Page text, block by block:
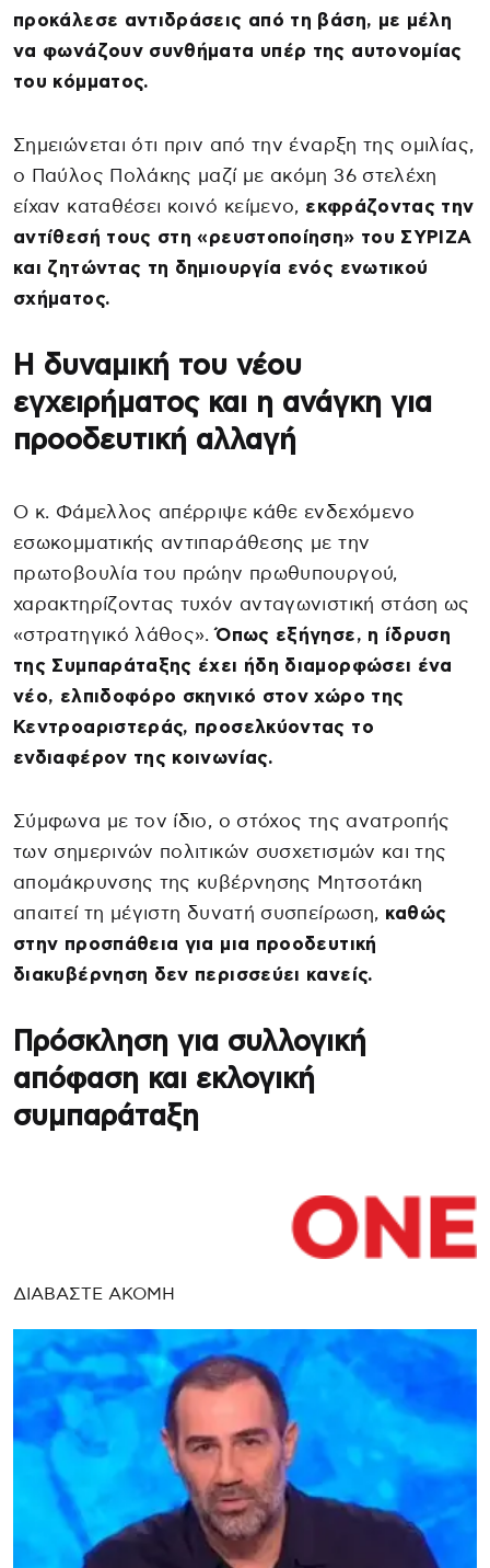
προκάλεσε αντιδράσεις από τη βάση, με μέλη
να φωνάζουν συνθήματα υπέρ της αυτονομίας
του κόμματος.
Σημειώνεται ότι πριν από την έναρξη της ομιλίας,
ο Παύλος Πολάκης μαζί με ακόμη 36 στελέχη
είχαν καταθέσει κοινό κείμενο, εκφράζοντας την
αντίθεσή τους στη «ρευστοποίηση» του ΣΥΡΙΖΑ
και ζητώντας τη δημιουργία ενός ενωτικού
σχήματος.
Η δυναμική του νέου
εγχειρήματος και η ανάγκη για
προοδευτική αλλαγή
Ο κ. Φάμελλος απέρριψε κάθε ενδεχόμενο
εσωκομματικής αντιπαράθεσης με την
πρωτοβουλία του πρώην πρωθυπουργού,
χαρακτηρίζοντας τυχόν ανταγωνιστική στάση ως
«στρατηγικό λάθος».Όπως εξήγησε, η ίδρυση
της Συμπαράταξης έχει ήδη διαμορφώσει ένα
νέο, ελπιδοφόρο σκηνικό στον χώρο της
Κεντροαριστεράς, προσελκύοντας το
ενδιαφέρον της κοινωνίας.
Σύμφωνα με τον ίδιο, ο στόχος της ανατροπής
των σημερινών πολιτικών συσχετισμών και της
απομάκρυνσης της κυβέρνησης Μητσοτάκη
απαιτεί τη μέγιστη δυνατή συσπείρωση, καθώς
στην προσπάθεια για μια προοδευτική
διακυβέρνηση δεν περισσεύει κανείς.
Πρόσκληση για συλλογική
απόφαση και εκλογική
συμπαράταξη
ΔΙΑΒΑΣΤΕ ΑΚΟΜΗ